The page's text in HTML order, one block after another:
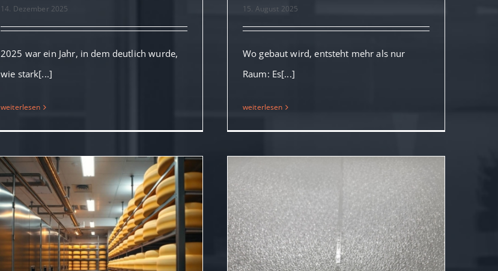
14. Dezember 2025
2025 war ein Jahr, in dem deutlich wurde,
wie stark[...]
weiterlesen
15. August 2025
Wo gebaut wird, entsteht mehr als nur
Raum: Es[...]
weiterlesen